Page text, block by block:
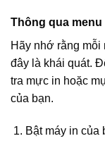
Thông qua menu
Hãy nhớ rằng
đây là khái quát.
tra mực in hoặc
của bạn.
Bật máy in của